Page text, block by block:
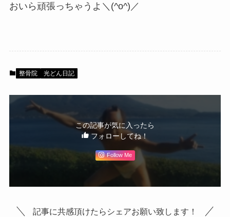
おいら頑張っちゃうよ＼(^o^)／
整骨院 光どん日記
この記事が気に入ったら
フォローしてね！
Follow Me
記事に共感頂けたらシェアお願い致します！